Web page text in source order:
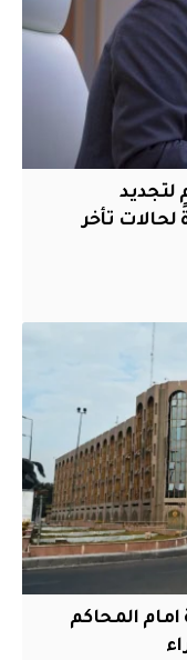
يوجه بمنح (7) أيام لتجديد
لحالات تأخر
المحاكم